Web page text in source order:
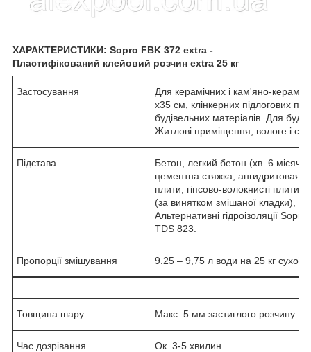
ХАРАКТЕРИСТИКИ: Sopro FBK 372 extra -
Пластифікований клейовий розчин extra 25 кг
Застосування
Для керамічних і кам'яно-
х35 см, клінкерних підлогових
будівельних матеріалів. Для
Житлові приміщення, вологе і
Підстава
Бетон, легкий бетон (хв. 6
цементна стяжка, ангидритовая
плити, гіпсово-волокнисті
(за винятком змішаної кладки),
Альтернативні гідроізоляції
TDS 823.
Пропорції змішування 9.25 – 9,75 л води на 25 кг сухої
Товщина шару Макс. 5 мм застиглого розчину
Час дозрівання Ок. 3-5 хвилин